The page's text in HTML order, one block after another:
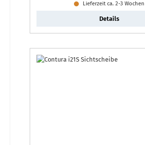
Lieferzeit ca. 2-3 Wochen
Details